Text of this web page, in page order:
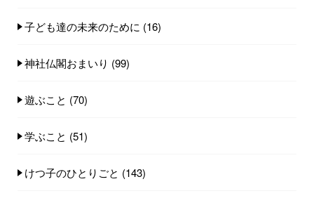
子ども達の未来のために (16)
神社仏閣おまいり (99)
遊ぶこと (70)
学ぶこと (51)
けつ子のひとりごと (143)